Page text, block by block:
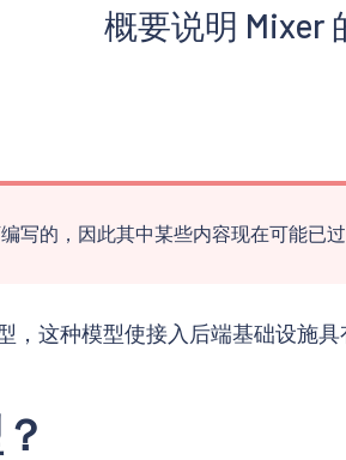
概要说明 Mixer
写的，因此其中某些内容现在可能已过
，这种模型使接入后端基础设施